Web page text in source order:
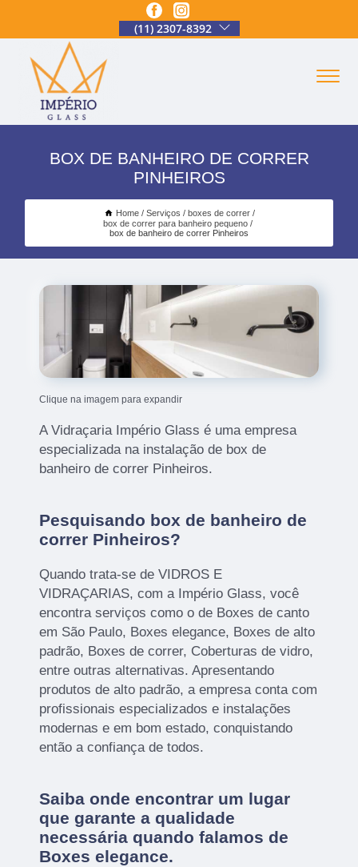
(11) 2307-8392
BOX DE BANHEIRO DE CORRER
PINHEIROS
Home Serviços
boxes de correr
box de correr para banheiro pequeno
box de banheiro de correr Pinheiros
Clique na imagem para expandir
A Vidraçaria Império Glass é uma empresa
especializada na instalação de box de
banheiro de correr Pinheiros.
Pesquisando box de banheiro de
correr Pinheiros?
Quando trata-se de VIDROS E
VIDRAÇARIAS, com a Império Glass, você
encontra serviços como o de Boxes de canto
em São Paulo, Boxes elegance, Boxes de alto
padrão, Boxes de correr, Coberturas de vidro,
entre outras alternativas. Apresentando
produtos de alto padrão, a empresa conta com
profissionais especializados e instalações
modernas e em bom estado, conquistando
então a confiança de todos.
Saiba onde encontrar um lugar
que garante a qualidade
necessária quando falamos de
Boxes elegance.